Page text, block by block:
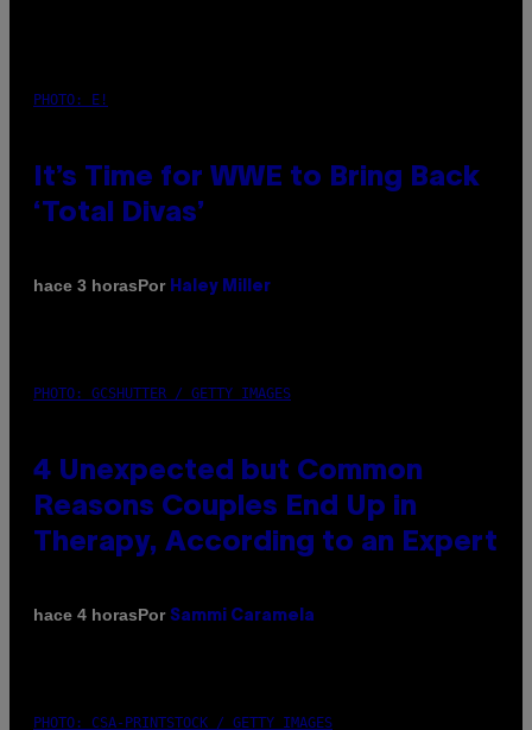
PHOTO: E!
It’s Time for WWE to Bring Back
‘Total Divas’
hace 3 horasPor Haley Miller
PHOTO: GCSHUTTER / GETTY IMAGES
4 Unexpected but Common
Reasons Couples End Up in
Therapy, According to an Expert
hace 4 horasPor Sammi Caramela
PHOTO: CSA-PRINTSTOCK / GETTY IMAGES